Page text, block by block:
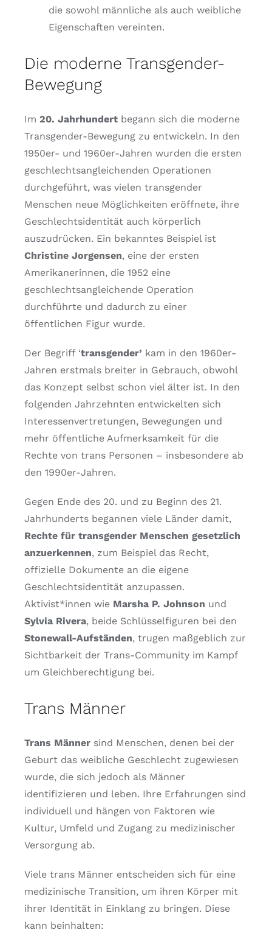
die sowohl männliche als auch weibliche
Eigenschaften vereinten.
Die moderne Transgender-
Bewegung
Im 20. Jahrhundertbegann sich die moderne
Transgender-Bewegung zu entwickeln. In den
1950er- und 1960er-Jahren wurden die ersten
geschlechtsangleichenden Operationen
durchgeführt, was vielen transgender
Menschen neue Möglichkeiten eröffnete, ihre
Geschlechtsidentität auch körperlich
auszudrücken. Ein bekanntes Beispiel ist
Christine Jorgensen, eine der ersten
Amerikanerinnen, die 1952 eine
geschlechtsangleichende Operation
durchführte und dadurch zu einer
öffentlichen Figur wurde.
Der Begriff ‘transgender’ kam in den 1960er-
Jahren erstmals breiter in Gebrauch, obwohl
das Konzept selbst schon viel älter ist. In den
folgenden Jahrzehnten entwickelten sich
Interessenvertretungen, Bewegungen und
mehr öffentliche Aufmerksamkeit für die
Rechte von trans Personen – insbesondere ab
den 1990er-Jahren.
Gegen Ende des 20. und zu Beginn des 21.
Jahrhunderts begannen viele Länder damit,
Rechte für transgender Menschen gesetzlich
anzuerkennen, zum Beispiel das Recht,
offizielle Dokumente an die eigene
Geschlechtsidentität anzupassen.
Aktivist*innen wie Marsha P. Johnson und
Sylvia Rivera, beide Schlüsselfiguren bei den
Stonewall-Aufständen, trugen maßgeblich zur
Sichtbarkeit der Trans-Community im Kampf
um Gleichberechtigung bei.
Trans Männer
Trans Männersind Menschen, denen bei der
Geburt das weibliche Geschlecht zugewiesen
wurde, die sich jedoch als Männer
identifizieren und leben. Ihre Erfahrungen sind
individuell und hängen von Faktoren wie
Kultur, Umfeld und Zugang zu medizinischer
Versorgung ab.
Viele trans Männer entscheiden sich für eine
medizinische Transition, um ihren Körper mit
ihrer Identität in Einklang zu bringen. Diese
kann beinhalten: